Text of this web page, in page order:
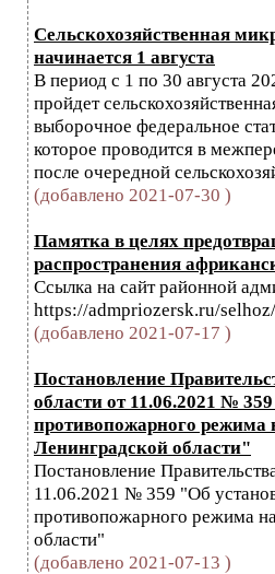
Сельскохозяйственная
начинается 1 августа
В период с 1 по 30 августа
пройдет
выборочное федеральное
которое проводится в
после очередной
(добавлено 2021-07-30 )
Памятка в целях
распространения
Ссылка на сайт районной
https://admpriozersk.ru/
(добавлено 2021-07-17 )
Постановление
области от 11.06.2021 №
противопожарного режима
Ленинградской области"
Постановление
11.06.2021 № 359 "Об
противопожарного режима
области"
(добавлено 2021-07-13 )